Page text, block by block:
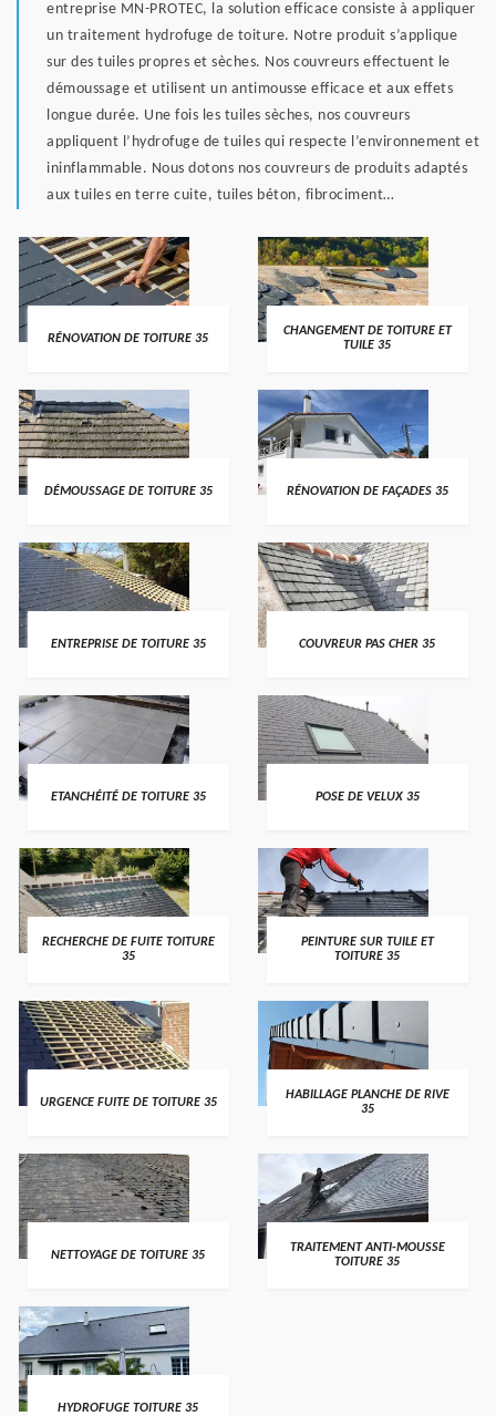
entreprise MN-PROTEC, la solution efficace consiste à appliquer
un traitement hydrofuge de toiture. Notre produit s’applique
sur des tuiles propres et sèches. Nos couvreurs effectuent le
démoussage et utilisent un antimousse efficace et aux effets
longue durée. Une fois les tuiles sèches, nos couvreurs
appliquent l’hydrofuge de tuiles qui respecte l’environnement et
ininflammable. Nous dotons nos couvreurs de produits adaptés
aux tuiles en terre cuite, tuiles béton, fibrociment…
RÉNOVATION DE TOITURE 35
CHANGEMENT DE TOITURE ET
TUILE 35
DÉMOUSSAGE DE TOITURE 35 RÉNOVATION DE FAÇADES 35
ENTREPRISE DE TOITURE 35 COUVREUR PAS CHER 35
ETANCHÉITÉ DE TOITURE 35 POSE DE VELUX 35
RECHERCHE DE FUITE TOITURE
35
PEINTURE SUR TUILE ET
TOITURE 35
URGENCE FUITE DE TOITURE 35
HABILLAGE PLANCHE DE RIVE
35
NETTOYAGE DE TOITURE 35
TRAITEMENT ANTI-MOUSSE
TOITURE 35
HYDROFUGE TOITURE 35